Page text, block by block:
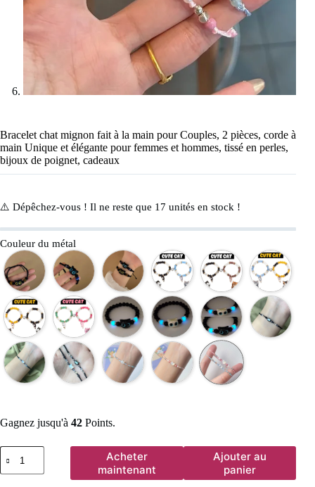
Bracelet chat mignon fait à la main pour Couples, 2 pièces, corde à
main Unique et élégante pour femmes et hommes, tissé en perles,
bijoux de poignet, cadeaux
⚠️ Dépêchez-vous ! Il ne reste que 17 unités en stock !
Couleur du métal
Gagnez jusqu'à 42 Points.
quantité
de
Bracelet
Acheter
maintenant
Ajouter au
panier